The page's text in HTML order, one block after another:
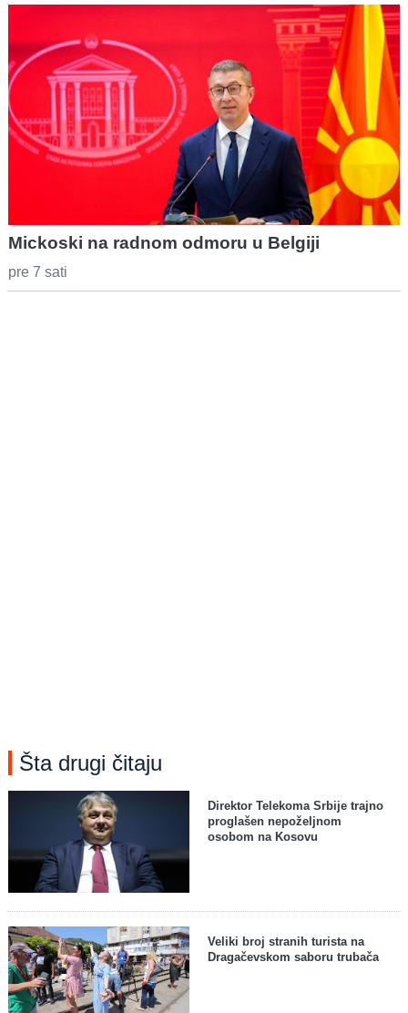
Mickoski na radnom odmoru u Belgiji
pre 7 sati
Šta drugi čitaju
Direktor Telekoma Srbije trajno
proglašen nepoželjnom
osobom na Kosovu
Veliki broj stranih turista na
Dragačevskom saboru trubača